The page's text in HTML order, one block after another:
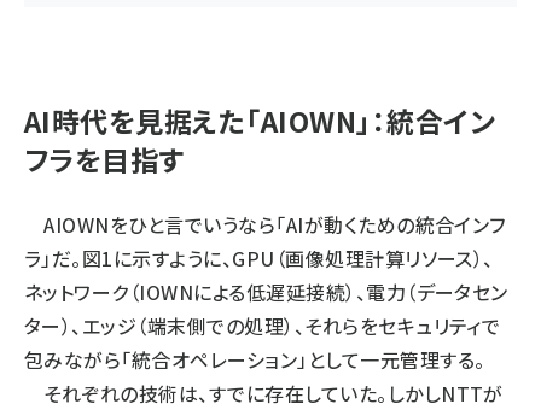
AI時代を見据えた「AIOWN」：統合イン
フラを目指す
AIOWNをひと言でいうなら「AIが動くための統合インフ
ラ」だ。図1に示すように、GPU（画像処理計算リソース）、
ネットワーク（IOWNによる低遅延接続）、電力（データセン
ター）、エッジ（端末側での処理）、それらをセキュリティで
包みながら「統合オペレーション」として一元管理する。
それぞれの技術は、すでに存在していた。しかしNTTが